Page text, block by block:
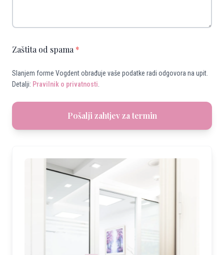
Zaštita od spama *
Slanjem forme Vogdent obrađuje vaše podatke radi odgovora na upit.
Detalji: Pravilnik o privatnosti
Pošalji zahtjev za termin